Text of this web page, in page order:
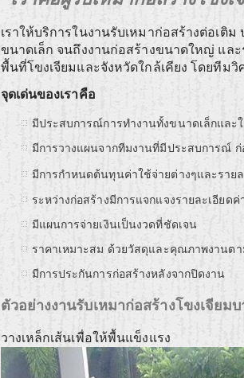
เราให้บริการในงานรับเหมาก่อสร้างต่อเ
ขนาดเล็ก จนถึงงานก่อสร้างขนาดใหญ่ แล
พื้นที่โขงเจียมและจังหวัดใกล้เคียง โดยทีม
จุดเด่นของเราคือ
มีประสบการณ์การทำงานทั้งขนาดเล็กและ
มีการวางแผนจากทีมงานที่มีประสบการณ์
มีการกำหนดต้นทุนค่าใช้จ่ายต่างๆและรายล
ระหว่างก่อสร้างมีการแจกแจงรายละเอียด
มีแผนการจ่ายเงินเป็นงวดที่ชัดเจน
ราคาเหมาะสม ด้วยวัสดุและคุณภาพงานต
มีการประกันการก่อสร้างหลังจากปิดงาน
ตัวอย่างงานรับเหมาก่อสร้างโขงเจียมบ
วางเหล็กเส้นเพื่อให้พื้นแข็งแรง